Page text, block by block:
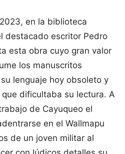
en la biblioteca
destacado escritor Pedro
esta obra cuyo gran valor
los manuscritos
lenguaje hoy obsoleto y
dificultaba su lectura. A
de Cayuqueo el
en el Wallmapu
de un joven militar al